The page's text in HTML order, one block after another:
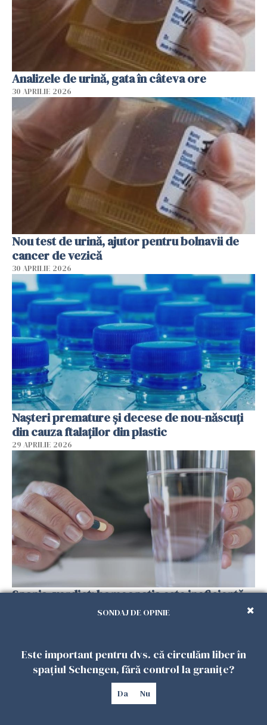
Analizele de urină, gata în câteva ore
30 APRILIE 2026
Nou test de urină, ajutor pentru bolnavii de
cancer de vezică
30 APRILIE 2026
Nașteri premature și decese de nou-născuți
din cauza ftalaților din plastic
29 APRILIE 2026
Spania, verdict: homeopatia este ineficientă
în tratarea oricărei boli
SONDAJ DE OPINIE
Este important pentru dvs. că circulăm liber în
spațiul Schengen, fără control la granițe?
Da Nu